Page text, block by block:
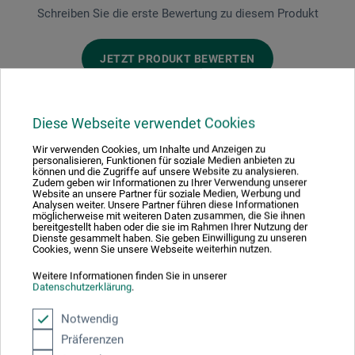
Diese Webseite verwendet Cookies
Wir verwenden Cookies, um Inhalte und Anzeigen zu
personalisieren, Funktionen für soziale Medien anbieten zu
können und die Zugriffe auf unsere Website zu analysieren.
Zudem geben wir Informationen zu Ihrer Verwendung unserer
Website an unsere Partner für soziale Medien, Werbung und
Analysen weiter. Unsere Partner führen diese Informationen
möglicherweise mit weiteren Daten zusammen, die Sie ihnen
bereitgestellt haben oder die sie im Rahmen Ihrer Nutzung der
Dienste gesammelt haben. Sie geben Einwilligung zu unseren
Cookies, wenn Sie unsere Webseite weiterhin nutzen.
Weitere Informationen finden Sie in unserer
Datenschutzerklärung.
Notwendig
Präferenzen
Schreiben Sie die erste Bewertung zu diesem Produkt
JETZT PRODUKT BEWERTEN
Hersteller-Kontakt
Hier finden Sie die Kontaktdaten des Herstellers zu
diesem Produkt.
Neschen Coating GmbH
31675 Bückeburg